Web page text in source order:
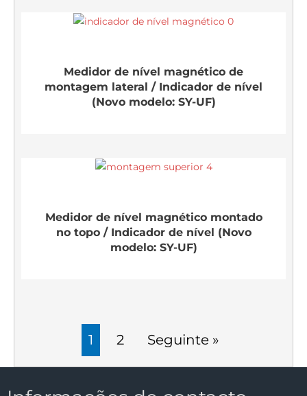
Medidor de nível magnético de
montagem lateral / Indicador de nível
(Novo modelo: SY-UF)
Medidor de nível magnético montado
no topo / Indicador de nível (Novo
modelo: SY-UF)
1 2 Seguinte »